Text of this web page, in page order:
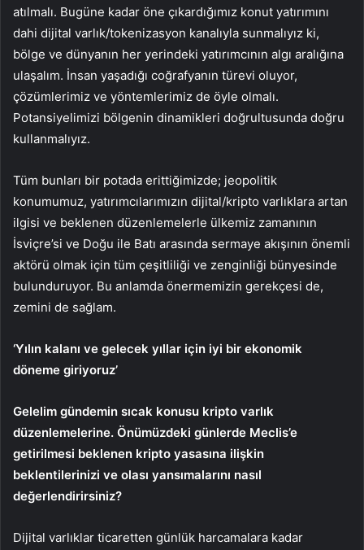
atılmalı. Bugüne kadar öne çıkardığımız konut yatırımını
dahi dijital varlık/tokenizasyon kanalıyla sunmalıyız ki,
bölge ve dünyanın her yerindeki yatırımcının algı aralığına
ulaşalım. İnsan yaşadığı coğrafyanın türevi oluyor,
çözümlerimiz ve yöntemlerimiz de öyle olmalı.
Potansiyelimizi bölgenin dinamikleri doğrultusunda doğru
kullanmalıyız.
Tüm bunları bir potada erittiğimizde; jeopolitik
konumumuz, yatırımcılarımızın dijital/kripto varlıklara artan
ilgisi ve beklenen düzenlemelerle ülkemiz zamanının
İsviçre’si ve Doğu ile Batı arasında sermaye akışının önemli
aktörü olmak için tüm çeşitliliği ve zenginliği bünyesinde
bulunduruyor. Bu anlamda önermemizin gerekçesi de,
zemini de sağlam.
‘Yılın kalanı ve gelecek yıllar için iyi bir ekonomik
döneme giriyoruz’
Gelelim gündemin sıcak konusu kripto varlık
düzenlemelerine. Önümüzdeki günlerde Meclis’e
getirilmesi beklenen kripto yasasına ilişkin
beklentilerinizi ve olası yansımalarını nasıl
değerlendirirsiniz?
Dijital varlıklar ticaretten günlük harcamalara kadar